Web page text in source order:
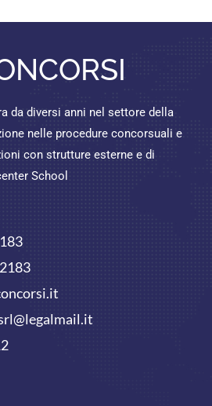
da diversi anni nel settore della
nelle procedure concorsuali e
con strutture esterne e di
School